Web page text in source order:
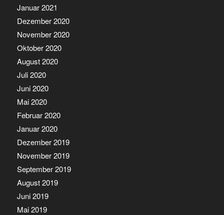
Januar 2021
Dezember 2020
November 2020
Oktober 2020
August 2020
Juli 2020
Juni 2020
Mai 2020
Februar 2020
Januar 2020
Dezember 2019
November 2019
September 2019
August 2019
Juni 2019
Mai 2019